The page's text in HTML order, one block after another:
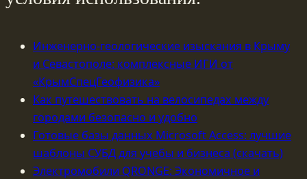
Инженерно-геологические изыскания в Крыму
и Севастополе: комплексные ИГИ от
«КрымСпецГеофизика»
Как путешествовать на велосипедах между
городами безопасно и удобно
Готовые базы данных Microsoft Access: лучшие
шаблоны СУБД для учебы и бизнеса (скачать)
Электромобили QRONGE: Экономичное и